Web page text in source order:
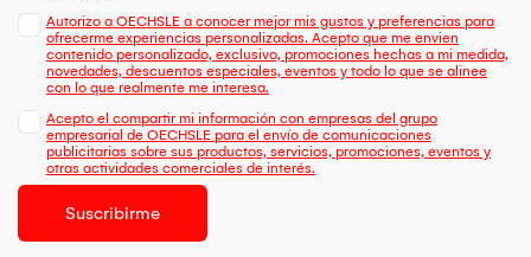
Autorizo a OECHSLE a conocer mejor mis gustos y preferencias para
ofrecerme experiencias personalizadas. Acepto que me envien
contenido personalizado, exclusivo, promociones hechas a mi medida,
novedades, descuentos especiales, eventos y todo lo que se alinee
con lo que realmente me interesa.
Acepto el compartir mi información con empresas del grupo
empresarial de OECHSLE para el envío de comunicaciones
publicitarias sobre sus productos, servicios, promociones, eventos y
otras actividades comerciales de interés.
Suscribirme